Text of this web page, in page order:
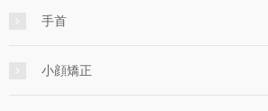
手首
小顔矯正